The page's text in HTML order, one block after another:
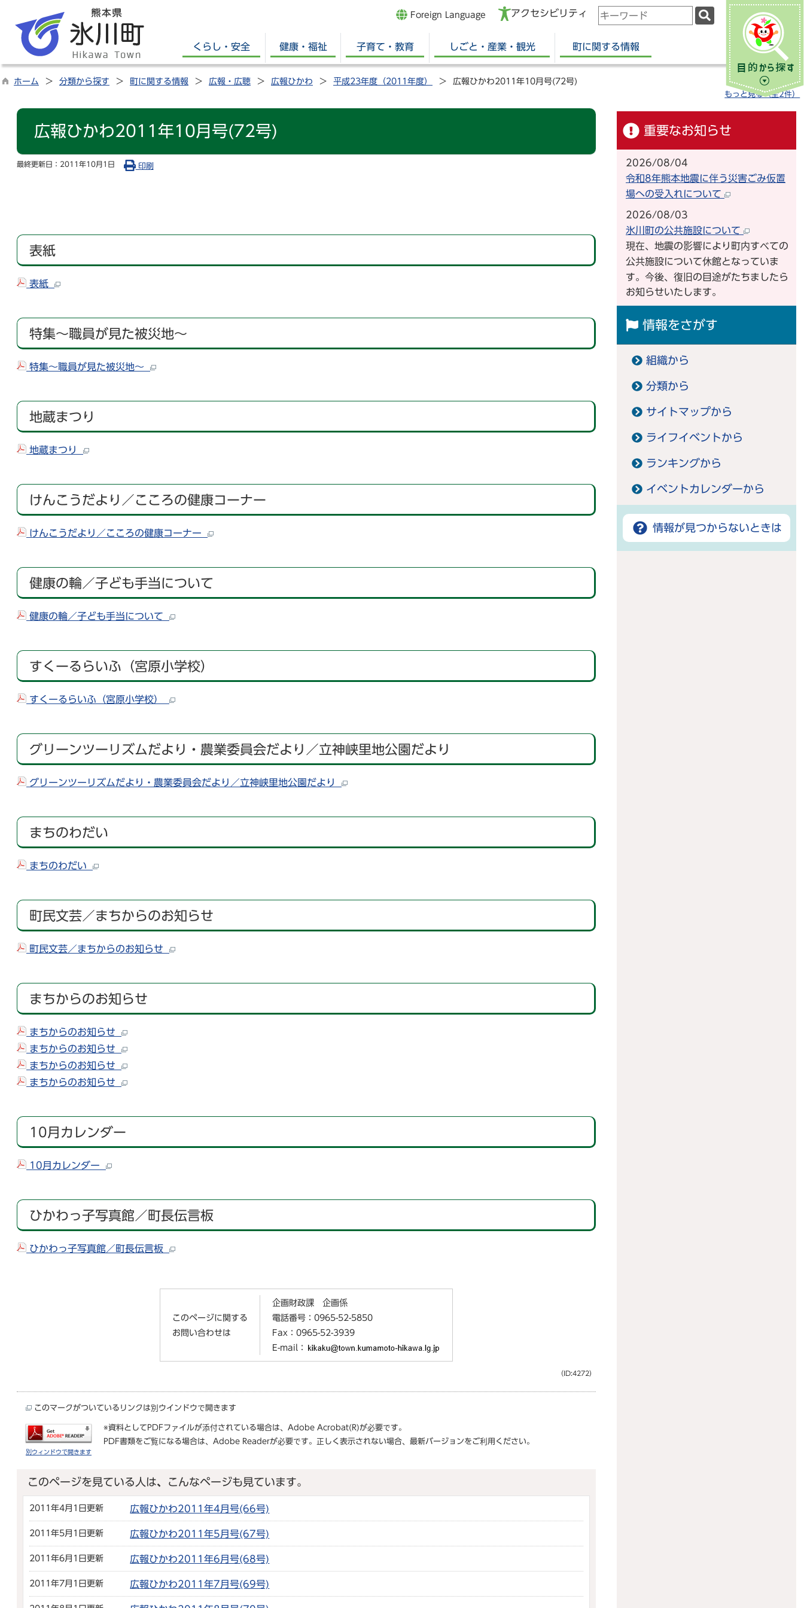
Foreign Language アクセシビリティ
検
キ
ー
くらし・安全 健康・福祉 子育て・教育 しごと・産業・観光 町に関する情報
ホーム 分類から探す 町に関する情報 広報・広聴 広報ひかわ 平成23年度（2011年度） 広報ひかわ2011年10月号(72号)
もっと見る（全2件）
広報ひかわ2011年10月号(72号)
最終更新日： 2011年10月1日 印刷
表紙
表紙
特集～職員が見た被災地～
特集～職員が見た被災地～
地蔵まつり
地蔵まつり
けんこうだより／こころの健康コーナー
けんこうだより／こころの健康コーナー
健康の輪／子ども手当について
健康の輪／子ども手当について
すくーるらいふ（宮原小学校）
すくーるらいふ（宮原小学校）
グリーンツーリズムだより・農業委員会だより／立神峡里地公園だより
グリーンツーリズムだより・農業委員会だより／立神峡里地公園だより
まちのわだい
まちのわだい
町民文芸／まちからのお知らせ
町民文芸／まちからのお知らせ
まちからのお知らせ
まちからのお知らせ
まちからのお知らせ
まちからのお知らせ
まちからのお知らせ
10月カレンダー
10月カレンダー
ひかわっ子写真館／町長伝言板
ひかわっ子写真館／町長伝言板
このページに関する
お問い合わせは
企画財政課 企画係
電話番号：0965-52-5850
Fax：0965-52-3939
E-mail：
（ID:4272）
このマークがついているリンクは別ウインドウで開きます
別ウィンドウで開きます
※資料としてPDFファイルが添付されている場合は、 Adobe Acrobat(R)が必要です。
PDF書類をご覧になる場合は、 Adobe Readerが必要です。正しく表示されない場合、最新バージョンをご利用ください。
このページを見ている人は、こんなページも見ています。
2011年4月1日更新 広報ひかわ2011年4月号(66号)
2011年5月1日更新 広報ひかわ2011年5月号(67号)
2011年6月1日更新 広報ひかわ2011年6月号(68号)
2011年7月1日更新 広報ひかわ2011年7月号(69号)
重要なお知らせ
2026/08/04
令和8年熊本地震に伴う災害ごみ仮置
場への受入れについて
2026/08/03
氷川町の公共施設について
現在、地震の影響により町内すべての
公共施設について休館となっていま
す。今後、復旧の目途がたちましたら
お知らせいたします。
情報をさがす
組織から
分類から
サイトマップから
ライフイベントから
ランキングから
イベントカレンダーから
情報が見つからないときは